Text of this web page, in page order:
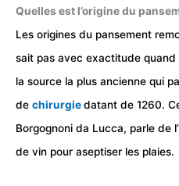
Quelles est l’origine du
Les origines du pansement
sait pas avec exactitude
la source la plus ancienne qui
de chirurgiedatant de 1260.
Borgognoni da Lucca, parle de
de vin pour aseptiser les plaies.